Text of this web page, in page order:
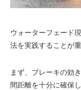
ウォーターフェード
法を実践することが重
まず、ブレーキの効
間距離を十分に確保